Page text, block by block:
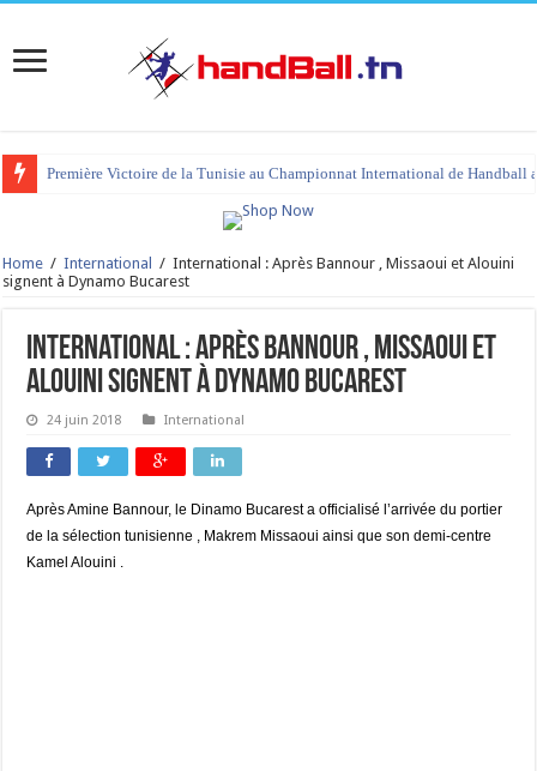
Première Victoire de la Tunisie au Championnat International de Handball
tournoi international Hammamet 2023 : programme et liste des joueurs
Home / International / International : Après Bannour , Missaoui et Alouini
signent à Dynamo Bucarest
International : Après Bannour , Missaoui et
Alouini signent à Dynamo Bucarest
24 juin 2018 International
Après Amine Bannour, le Dinamo Bucarest a officialisé l’arrivée du portier
de la sélection tunisienne , Makrem Missaoui ainsi que son demi-centre
Kamel Alouini .